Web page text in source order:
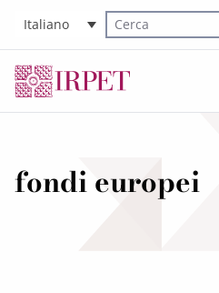
Italiano
Cerca nel sito
fondi europei